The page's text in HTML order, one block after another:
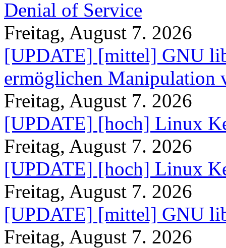
Denial of Service
Freitag, August 7. 2026
[UPDATE] [mittel] GNU
ermöglichen Manipulation
Freitag, August 7. 2026
[UPDATE] [hoch] Linux
Freitag, August 7. 2026
[UPDATE] [hoch] Linux
Freitag, August 7. 2026
[UPDATE] [mittel] GNU
Freitag, August 7. 2026